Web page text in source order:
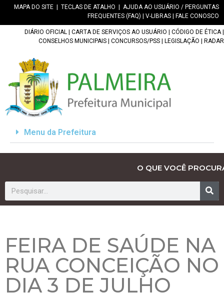
MAPA DO SITE TECLAS DE ATALHO
AJUDA AO USUÁRIO / PERGUNTAS
FREQUENTES (FAQ)
V-LIBRAS FALE CONOSCO
DIÁRIO OFICIAL CARTA DE SERVIÇOS AO USUÁRIO CÓDIGO DE ÉTICA|
CONSELHOS MUNICIPAIS
CONCURSOS/PSS LEGISLAÇÃO RADAR
Menu da Prefeitura
O QUE VOCÊ
FEIRA DE SAÚDE NA
RUA CONCEIÇÃO NO
DIA 3 DE JULHO